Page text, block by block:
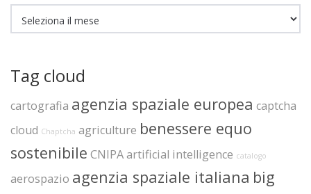
Tag cloud
cartografia agenzia spaziale europea captcha
cloud Chaptcha agriculture benessere equo
sostenibile CNIPAartificial intelligence catalogo
aerospazio agenzia spaziale italiana big